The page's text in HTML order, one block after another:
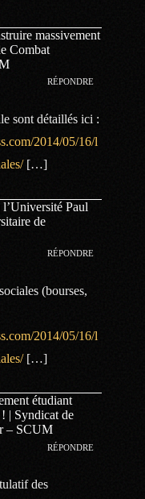
massivement
Combat
RÉPONDRE
sont détaillés ici :
2014/05/16/l
[…]
Paul
de
RÉPONDRE
(bourses,
2014/05/16/l
[…]
étudiant
| Syndicat de
– SCUM
RÉPONDRE
des